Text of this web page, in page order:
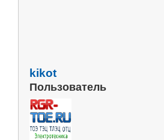
kikot
Пользователь